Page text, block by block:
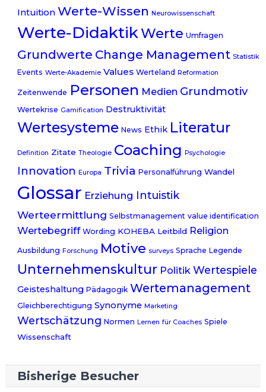
Intuition Werte-Wissen Neurowissenschaft
Werte-DidaktikWerte Umfragen
Grundwerte Change Management Statistik
Events Werte-Akademie Values Werteland Reformation
Zeitenwende Personen Medien Grundmotiv
Wertekrise Gamification Destruktivität
Wertesysteme News Ethik Literatur
Definition Zitate Theologie Coaching Psychologie
Innovation Europa Trivia Personalführung Wandel
Glossar Erziehung Intuistik
Werteermittlung Selbstmanagement value identification
Wertebegriff Wording KOHEBA Leitbild Religion
Ausbildung Forschung Motive surveys Sprache Legende
Unternehmenskultur Politik Wertespiele
Geisteshaltung Pädagogik Wertemanagement
Gleichberechtigung Synonyme Marketing
Wertschätzung Normen Lernen für Coaches Spiele
Wissenschaft
Bisherige Besucher